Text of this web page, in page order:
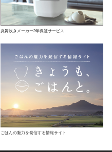
炎舞炊き メーカー2年保証サービス
ごはんの魅力を発信する情報サイト